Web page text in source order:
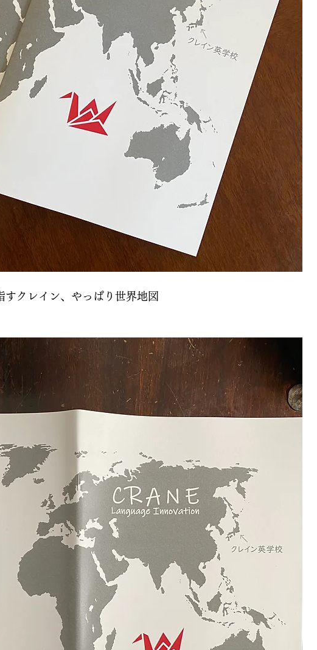
クレイン、やっぱり世界地図